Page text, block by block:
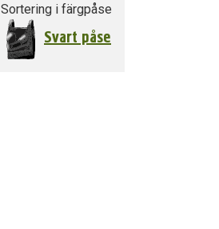
Sortering i färgpåse
Svart påse